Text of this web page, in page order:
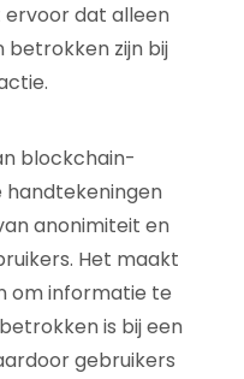
ervoor dat alleen
zijn bij
blockchain-
handtekeningen
anonimiteit en
Het maakt
om informatie te
is bij een
gebruikers